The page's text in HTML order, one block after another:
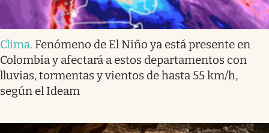
Clima. Fenómeno de El Niño ya está presente en
Colombia y afectará a estos departamentos con
lluvias, tormentas y vientos de hasta 55 km/h,
según el Ideam